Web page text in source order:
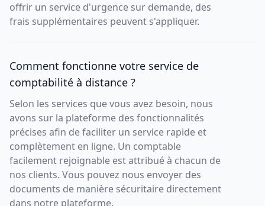
offrir un service d'urgence sur demande, des
frais supplémentaires peuvent s'appliquer.
Comment fonctionne votre service de
comptabilité à distance ?
Selon les services que vous avez besoin, nous
avons sur la plateforme des fonctionnalités
précises afin de faciliter un service rapide et
complètement en ligne. Un comptable
facilement rejoignable est attribué à chacun de
nos clients. Vous pouvez nous envoyer des
documents de manière sécuritaire directement
dans notre plateforme.